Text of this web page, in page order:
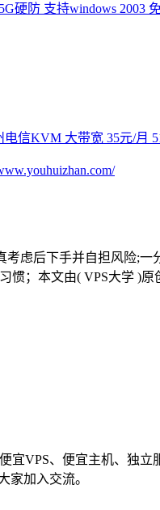
硬防 支持windows 2003
信KVM 大带宽 35元/月
虑后下手并自担风险;
；本文由( VPS大学 )
VPS、便宜主机、独立
家加入交流。